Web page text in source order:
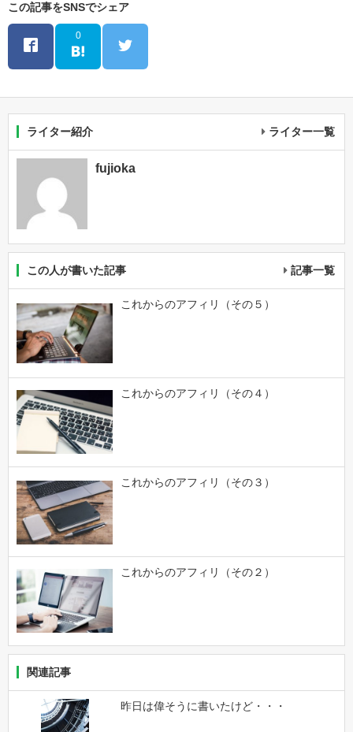
この記事をSNSでシェア
0
ライター紹介 ライター一覧
fujioka
この人が書いた記事 記事一覧
これからのアフィリ（その５）
これからのアフィリ（その４）
これからのアフィリ（その３）
これからのアフィリ（その２）
関連記事
昨日は偉そうに書いたけど・・・